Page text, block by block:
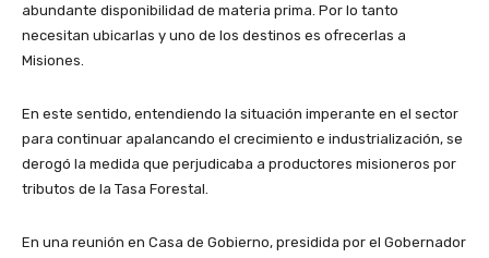
abundante disponibilidad de materia prima. Por lo tanto
necesitan ubicarlas y uno de los destinos es ofrecerlas a
Misiones.
En este sentido, entendiendo la situación imperante en el sector
para continuar apalancando el crecimiento e industrialización, se
derogó la medida que perjudicaba a productores misioneros por
tributos de la Tasa Forestal.
En una reunión en Casa de Gobierno, presidida por el Gobernador